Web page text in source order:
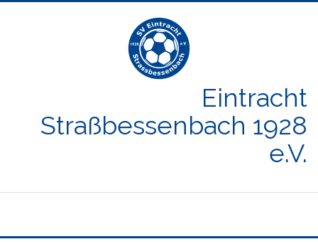
Eintracht
Straßbessenbach 1928
e.V.